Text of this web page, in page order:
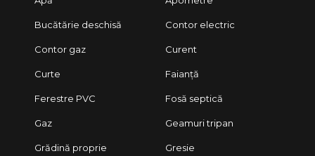
Bucătărie deschisă Contor electric
Contor gaz Curent
Curte Faianță
Ferestre PVC Fosă septică
Gaz Geamuri tripan
Grădină proprie Gresie